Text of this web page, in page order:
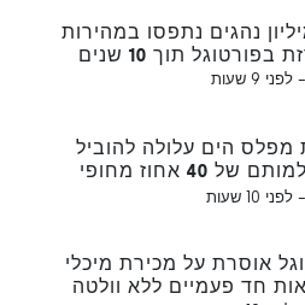
מיליון נהגים נתפסו במהירות
בפורטוגל תוך 10 שנים
לפני 9 שעות
מפלס הים עלולה להוביל
להיעלמותם של 40 אחוז מחופי
לפני 10 שעות
אוסרת על מכירת מיכלי
חד פעמיים ללא וולטה